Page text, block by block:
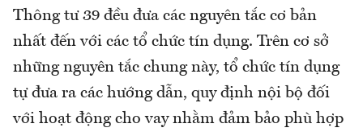
Thông tư 39 đều đưa các nguyên tắc cơ bản
nhất đến với các tổ chức tín dụng. Trên cơ sở
những nguyên tắc chung này, tổ chức tín dụng
tự đưa ra các hướng dẫn, quy định nội bộ đối
với hoạt động cho vay nhằm đảm bảo phù hợp